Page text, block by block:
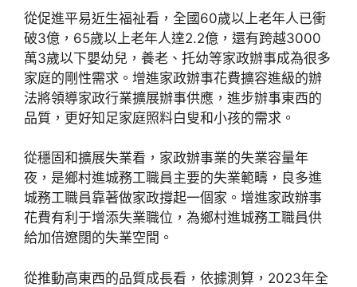
從促進平易近生福祉看，全國60歲以上老年人已衝
破3億，65歲以上老年人達2.2億，還有跨越3000
萬3歲以下嬰幼兒，養老、托幼等家政辦事成為很多
家庭的剛性需求。增進家政辦事花費擴容進級的辦
法將領導家政行業擴展辦事供應，進步辦事東西的
品質，更好知足家庭照料白叟和小孩的需求。
從穩固和擴展失業看，家政辦事業的失業容量年
夜，是鄉村進城務工職員主要的失業範疇，良多進
城務工職員靠著做家政撐起一個家。增進家政辦事
花費有利于增添失業職位，為鄉村進城務工職員供
給加倍遼闊的失業空間。
從推動高東西的品質成長看，依據測算，2023年全